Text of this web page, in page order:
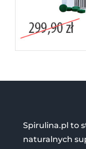
Spirulina.pl to
naturalnych